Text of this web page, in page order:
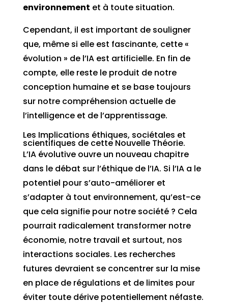
environnement et à toute situation.
Cependant, il est important de souligner
que, même si elle est fascinante, cette «
évolution » de l’IA est artificielle. En fin de
compte, elle reste le produit de notre
conception humaine et se base toujours
sur notre compréhension actuelle de
l’intelligence et de l’apprentissage.
Les Implications éthiques, sociétales et
scientifiques de cette Nouvelle Théorie.
L’IA évolutive ouvre un nouveau chapitre
dans le débat sur l’éthique de l’IA. Si l’IA a le
potentiel pour s’auto-améliorer et
s’adapter à tout environnement, qu’est-ce
que cela signifie pour notre société ? Cela
pourrait radicalement transformer notre
économie, notre travail et surtout, nos
interactions sociales. Les recherches
futures devraient se concentrer sur la mise
en place de régulations et de limites pour
éviter toute dérive potentiellement néfaste.